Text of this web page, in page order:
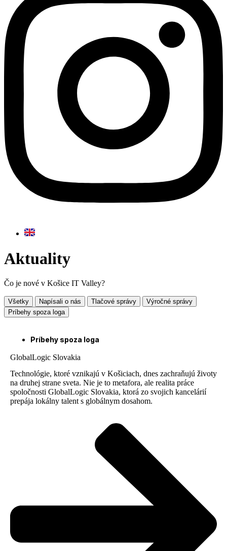
Aktuality
Čo je nové v Košice IT Valley?
Všetky Napísali o nás Tlačové správy
Výročné správy
Príbehy spoza loga
Príbehy spoza loga
GlobalLogic Slovakia
Technológie, ktoré vznikajú v Košiciach, dnes zachraňujú životy
na druhej strane sveta. Nie je to metafora, ale realita práce
spoločnosti GlobalLogic Slovakia, ktorá zo svojich kancelárií
prepája lokálny talent s globálnym dosahom.